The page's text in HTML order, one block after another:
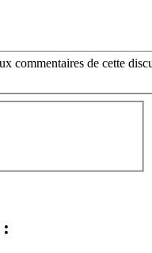
commentaires de cette